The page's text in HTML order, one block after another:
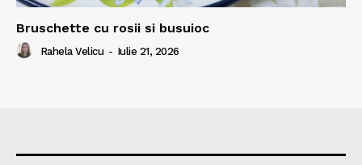
Bruschette cu rosii si busuioc
Rahela Velicu - Iulie 21, 2026